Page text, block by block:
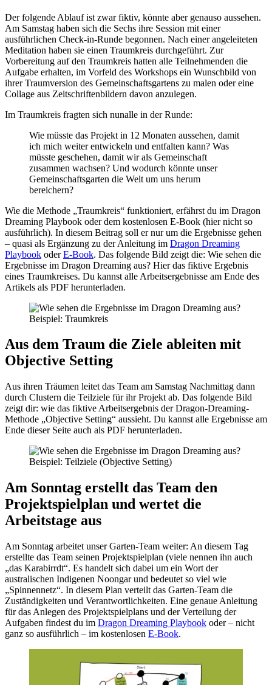
Der folgende Ablauf ist zwar fiktiv, könnte aber genauso aussehen.
Am Samstag haben sich die Sechs ihre Session mit einer
ausführlichen Check-in-Runde begonnen. Nach einer angeleiteten
Meditation haben sie einen Traumkreis durchgeführt. Zur
Vorbereitung auf den Traumkreis hatten alle Teilnehmenden die
Aufgabe erhalten, im Vorfeld des Workshops ein Wunschbild von
ihrer Traumversion des Gemeinschaftsgartens zu malen oder eine
Collage aus Zeitschriftenbildern davon anzulegen.
Im Traumkreis fragten sich nunalle in der Runde:
Wie müsste das Projekt in 12 Monaten aussehen, damit
ich mich weiter entwickeln und entfalten kann? Was
müsste geschehen, damit wir als Gemeinschaft
zusammen wachsen? Und wodurch könnte unser
Gemeinschaftsgarten die Welt um uns herum
bereichern?
Wie die Methode „Traumkreis“ funktioniert, erfährst du im Dragon
Dreaming Playbook oder dem kostenlosen E-Book (hier nicht so
ausführlich). In diesem Beitrag soll er nur um die Ergebnisse gehen
– quasi als Ergänzung zu der Anleitung im Dragon Dreaming
Playbook oderE-Book. Das folgende Bild zeigt die: Wie sehen die
Ergebnisse im Dragon Dreaming aus? Hier das fiktive Ergebnis
eines Traumkreises. Du kannst alle Arbeitsergebnisse am Ende des
Artikels als PDF herunterladen.
Aus dem Traum die Ziele ableiten mit
Objective Setting
Aus ihren Träumen leitet das Team am Samstag Nachmittag dann
durch Clustern die Teilziele für ihr Projekt ab. Das folgende Bild
zeigt dir: wie das fiktive Arbeitsergebnis der Dragon-Dreaming-
Methode „Objective Setting“ aussieht. Du kannst alle Ergebnisse am
Ende dieser Seite auch als PDF herunterladen.
Am Sonntag erstellt das Team den
Projektspielplan und wertet die
Arbeitstage aus
Am Sonntag arbeitet unser Garten-Team weiter: An diesem Tag
erstellte das Team seinen Projektspielplan (viele nennen ihn auch
„das Karabirrdt“. Es handelt sich dabei um ein Wort der
australischen Indigenen Noongar und bedeutet so viel wie
„Spinnennetz“. In diesem Plan verteilt das Garten-Team die
Zuständigkeiten und Verantwortlichkeiten. Eine genaue Anleitung
für das Anlegen des Projektspielplans und der Verteilung der
Aufgaben findest du im Dragon Dreaming Playbook oder – nicht
ganz so ausführlich – im kostenlosen E-Book.